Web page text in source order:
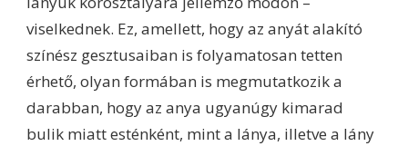
viselkednek. Ez, amellett, hogy az anyát alakító
színész gesztusaiban is folyamatosan tetten
érhető, olyan formában is megmutatkozik a
darabban, hogy az anya ugyanúgy kimarad
bulik miatt esténként, mint a lánya, illetve a lány